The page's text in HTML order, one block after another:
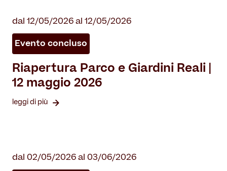
dal 12/05/2026 al 12/05/2026
Evento concluso
Riapertura Parco e Giardini Reali |
12 maggio 2026
leggi di più
dal 02/05/2026 al 03/06/2026